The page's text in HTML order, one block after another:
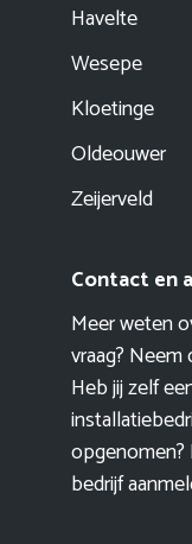
Havelte
Wesepe
Kloetinge
Oldeouwer
Zeijerveld
Contact en
Meer weten
vraag?
Heb jij zelf
bedrijf